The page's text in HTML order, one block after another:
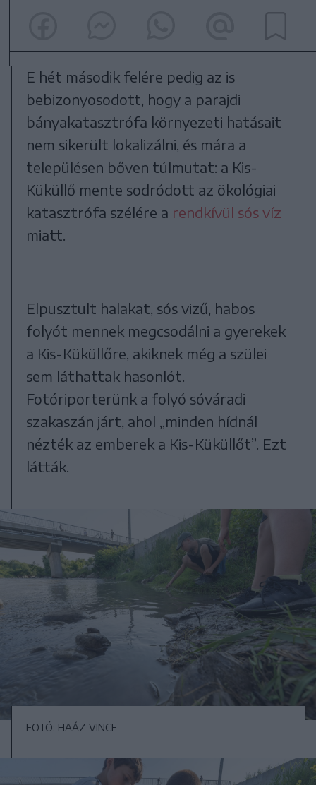
E hét második felére pedig az is
bebizonyosodott, hogy a parajdi
bányakatasztrófa környezeti hatásait
nem sikerült lokalizálni, és mára a
településen bőven túlmutat: a Kis-
Küküllő mente sodródott az ökológiai
katasztrófa szélére a rendkívül sós víz
miatt.
Elpusztult halakat, sós vizű, habos
folyót mennek megcsodálni a gyerekek
a Kis-Küküllőre, akiknek még a szülei
sem láthattak hasonlót.
Fotóriporterünk a folyó sóváradi
szakaszán járt, ahol „minden hídnál
nézték az emberek a Kis-Küküllőt”. Ezt
látták.
FOTÓ: HAÁZ VINCE